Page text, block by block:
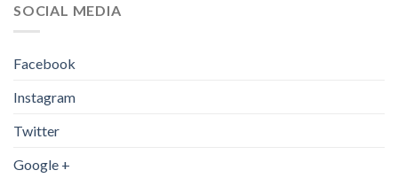
SOCIAL MEDIA
Facebook
Instagram
Twitter
Google +